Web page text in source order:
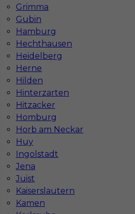
Grimma
Gubin
Hamburg
Hechthausen
Heidelberg
Herne
Hilden
Hinterzarten
Hitzacker
Homburg
Horb am Neckar
Huy
Ingolstadt
Jena
Juist
Kaiserslautern
Kamen
ul. Bóżnicza 15/6
61-751 Poznań, Polen
NIP: PL7831822725
KRS: 0000855600
REGON: 386807002
Administracja
ul. Murawa 12-18 E1
61-655 Poznań
Tel:+48 795 988 288
Deutsch:
E-mail:info@inserv.com.pl
Działamy również w miastach: